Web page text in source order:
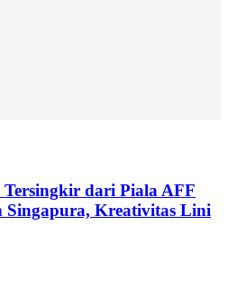
Tersingkir dari Piala AFF
Singapura, Kreativitas Lini